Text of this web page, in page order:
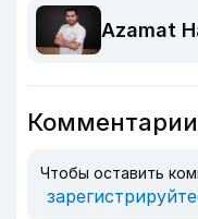
Azamat
Комментарии
Чтобы оставить